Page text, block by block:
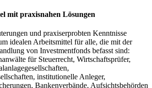
mit praxisnahen Lösungen
und praxiserprobten Kenntnisse
idealen Arbeitsmittel für alle, die mit der
von Investmentfonds befasst sind:
für Steuerrecht, Wirtschaftsprüfer,
institutionelle Anleger,
Bankenverbände, Aufsichtsbehörden